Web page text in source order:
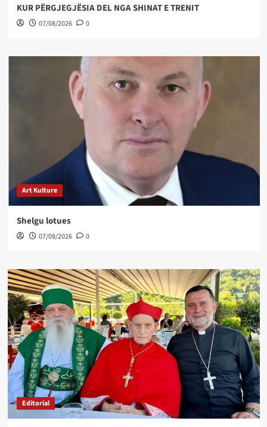
KUR PËRGJEGJËSIA DEL NGA SHINAT E TRENIT
07/08/2026 0
Art Kulture
Shelgu lotues
07/08/2026 0
Editorial